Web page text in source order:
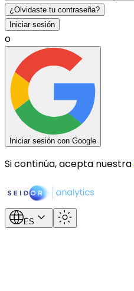
¿Olvidaste tu contraseña?
Iniciar sesión
o
Iniciar sesión con Google
Si continúa, acepta nuestra
ES